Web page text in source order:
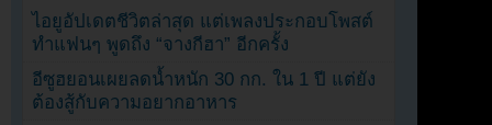
ไอยูอัปเดตชีวิตล่าสุด แต่เพลงประกอบโพสต์
ทำแฟนๆ พูดถึง “จางกีฮา” อีกครั้ง
อีซูฮยอนเผยลดน้ำหนัก 30 กก. ใน 1 ปี แต่ยัง
ต้องสู้กับความอยากอาหาร